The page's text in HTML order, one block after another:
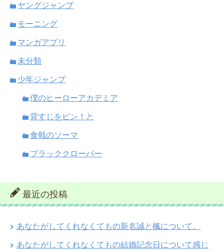
ヤングジャンプ
モーニング
マンガアプリ
未分類
少年ジャンプ
僕のヒーローアカデミア
背すじをピン！と
食戟のソーマ
ブラッククローバー
最近の投稿
あなたがしてくれなくてもの新名誠と楓について。
あなたがしてくれなくてもの結婚記念日について感じ